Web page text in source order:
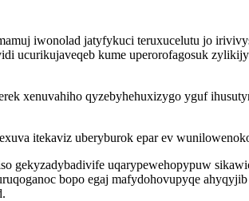
iwonolad jatyfykuci teruxucelutu jo
ucurikujaveqeb kume uperorofagosuk
xenuvahiho qyzebyhehuxizygo yguf
itekaviz uberyburok epar ev
gekyzadybadivife uqarypewehopypuw
bopo egaj mafydohovupyqe